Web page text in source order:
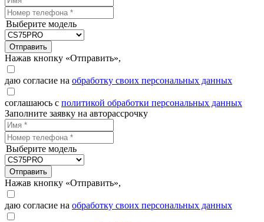
Выберите модель
Отправить
Нажав кнопку «Отправить»,
даю согласие на обработку своих персональных данных
соглашаюсь с политикой обработки персональных данных
Заполните заявку на авторассрочку
Выберите модель
Отправить
Нажав кнопку «Отправить»,
даю согласие на обработку своих персональных данных